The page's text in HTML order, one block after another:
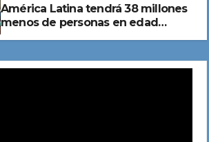
América Latina tendrá 38 millones
menos de personas en edad